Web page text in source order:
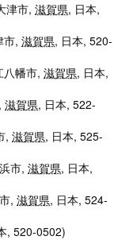
津市, 滋賀県, 日本,
市, 滋賀県, 日本, 520-
八幡市, 滋賀県, 日本,
滋賀県, 日本, 522-
, 滋賀県, 日本, 525-
市, 滋賀県, 日本,
, 滋賀県, 日本, 524-
, 520-0502)